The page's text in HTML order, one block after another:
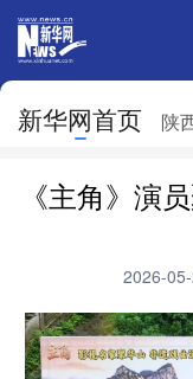
新华网首页 陕
北京
浙江
山东
《主角》演
2026-